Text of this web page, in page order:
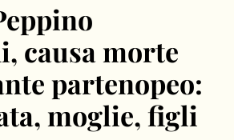
causa morte
partenopeo:
moglie, figli